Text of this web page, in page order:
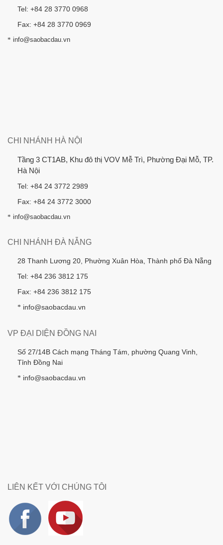
Tel: +84 28 3770 0968
Fax: +84 28 3770 0969
* info@saobacdau.vn
CHI NHÁNH HÀ NỘI
Tầng 3 CT1AB, Khu đô thị VOV Mễ Trì, Phường Đại Mỗ, TP.
Hà Nội
Tel: +84 24 3772 2989
Fax: +84 24 3772 3000
* info@saobacdau.vn
CHI NHÁNH ĐÀ NẴNG
28 Thanh Lương 20, Phường Xuân Hòa, Thành phố Đà Nẵng
Tel: +84 236 3812 175
Fax: +84 236 3812 175
* info@saobacdau.vn
VP ĐẠI DIỆN ĐỒNG NAI
Số 27/14B Cách mạng Tháng Tám, phường Quang Vinh,
Tỉnh Đồng Nai
* info@saobacdau.vn
LIÊN KẾT VỚI CHÚNG TÔI